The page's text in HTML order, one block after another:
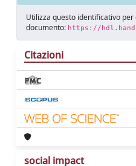
Utilizza questo identificativo
documento: https://
Citazioni
social impact